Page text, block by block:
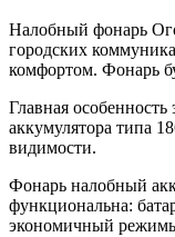
Налобный фонарь
городских
комфортом. Фонарь
Главная
аккумулятора типа
видимости.
Фонарь налобный
функциональна:
экономичный